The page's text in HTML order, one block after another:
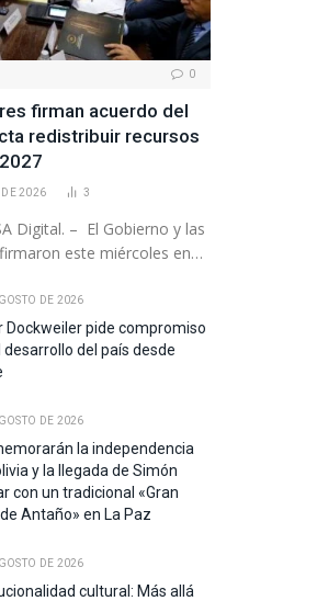
0
firman acuerdo del
redistribuir recursos
DE 2026 3
Digital. – El Gobierno y las
este miércoles en…
DE 2026
Dockweiler pide compromiso
desarrollo del país desde
DE 2026
la independencia
y la llegada de Simón
con un tradicional «Gran
Antaño» en La Paz
DE 2026
cultural: Más allá